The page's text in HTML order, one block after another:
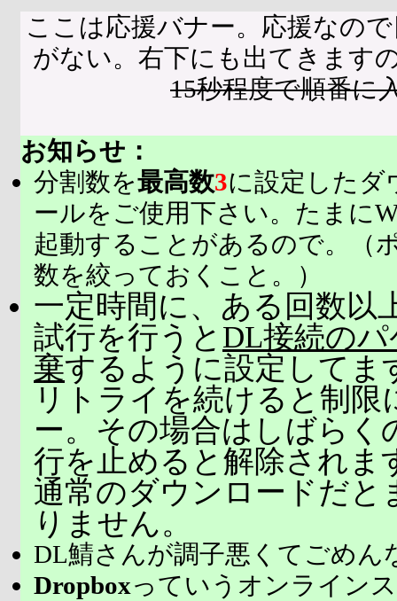
ここは応援バナー。応援なの
がない。右下にも出てきます
15秒程度で順番に
お知らせ：
分割数を最高数3に設定したダ
ールをご使用下さい。たまに
起動することがあるので。（
数を絞っておくこと。）
一定時間に、ある回数以
試行を行うと DL接続の
棄するように設定してま
リトライを続けると制限
ー。その場合はしばらく
行を止めると解除されま
通常のダウンロードだと
りません。
DL鯖さんが調子悪くてごめん
Dropboxっていうオンライン